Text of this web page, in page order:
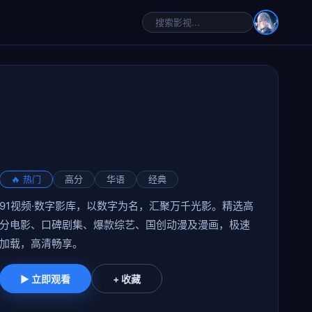
🔥 热门 高分 华语 经典
91视频·数字影库，以数字为名，汇聚万千光影。精选高
分电影、口碑剧集、爆款综艺、国创动漫及漫画，极速
加载，高清畅享。
▶ 立即观看 + 收藏